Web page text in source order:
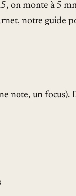
on monte à 5
notre guide
note, un